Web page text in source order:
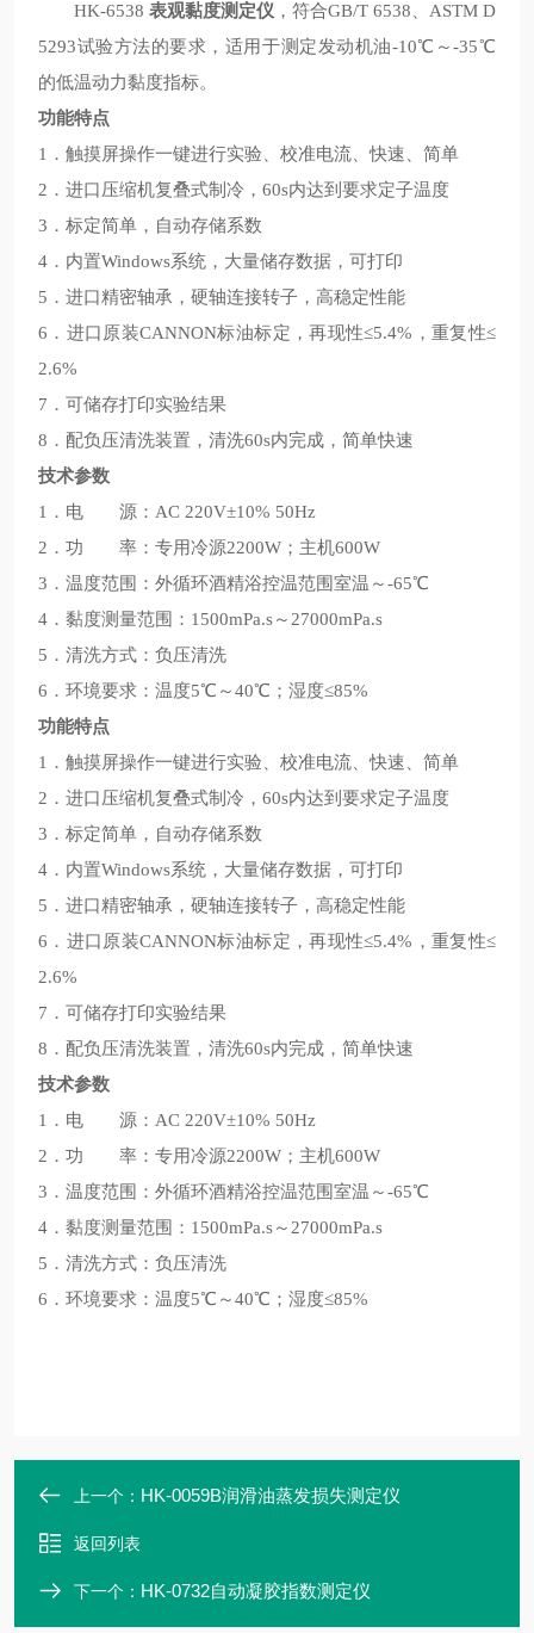
HK-6538 表观黏度测定仪 ，符合GB/T 6538、ASTM D
5293试验方法的要求，适用于测定发动机油-10℃～-35℃
的低温动力黏度指标。
功能特点
1．触摸屏操作一键进行实验、校准电流、快速、简单
2．进口压缩机复叠式制冷，60s内达到要求定子温度
3．标定简单，自动存储系数
4．内置Windows系统，大量储存数据，可打印
5．进口精密轴承，硬轴连接转子，高稳定性能
6．进口原装CANNON标油标定，再现性≤5.4%，重复性≤
2.6%
7．可储存打印实验结果
8．配负压清洗装置，清洗60s内完成，简单快速
技术参数
1．电 源：AC 220V±10% 50Hz
2．功 率：专用冷源2200W；主机600W
3．温度范围：外循环酒精浴控温范围室温～-65℃
4．黏度测量范围：1500mPa.s～27000mPa.s
5．清洗方式：负压清洗
6．环境要求：温度5℃～40℃；湿度≤85%
功能特点
1．触摸屏操作一键进行实验、校准电流、快速、简单
2．进口压缩机复叠式制冷，60s内达到要求定子温度
3．标定简单，自动存储系数
4．内置Windows系统，大量储存数据，可打印
5．进口精密轴承，硬轴连接转子，高稳定性能
6．进口原装CANNON标油标定，再现性≤5.4%，重复性≤
2.6%
7．可储存打印实验结果
8．配负压清洗装置，清洗60s内完成，简单快速
技术参数
1．电 源：AC 220V±10% 50Hz
2．功 率：专用冷源2200W；主机600W
3．温度范围：外循环酒精浴控温范围室温～-65℃
4．黏度测量范围：1500mPa.s～27000mPa.s
5．清洗方式：负压清洗
6．环境要求：温度5℃～40℃；湿度≤85%
上一个： HK-0059B润滑油蒸发损失测定仪
返回列表
下一个： HK-0732自动凝胶指数测定仪